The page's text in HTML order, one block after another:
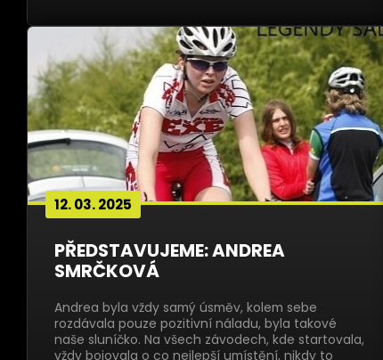
12. 03. 2025
PŘEDSTAVUJEME: ANDREA
SMRČKOVÁ
Andrea byla vždy samý úsměv, kolem sebe
rozdávala pouze pozitivní náladu, byla takové
naše sluníčko. Na všech závodech, kde startovala,
vždy bojovala o co nejlepší umístění, nikdy to